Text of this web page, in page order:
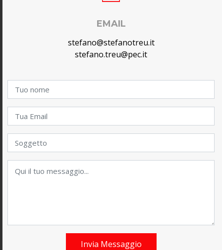
EMAIL
stefano@stefanotreu.it
stefano.treu@pec.it
Invia Messaggio